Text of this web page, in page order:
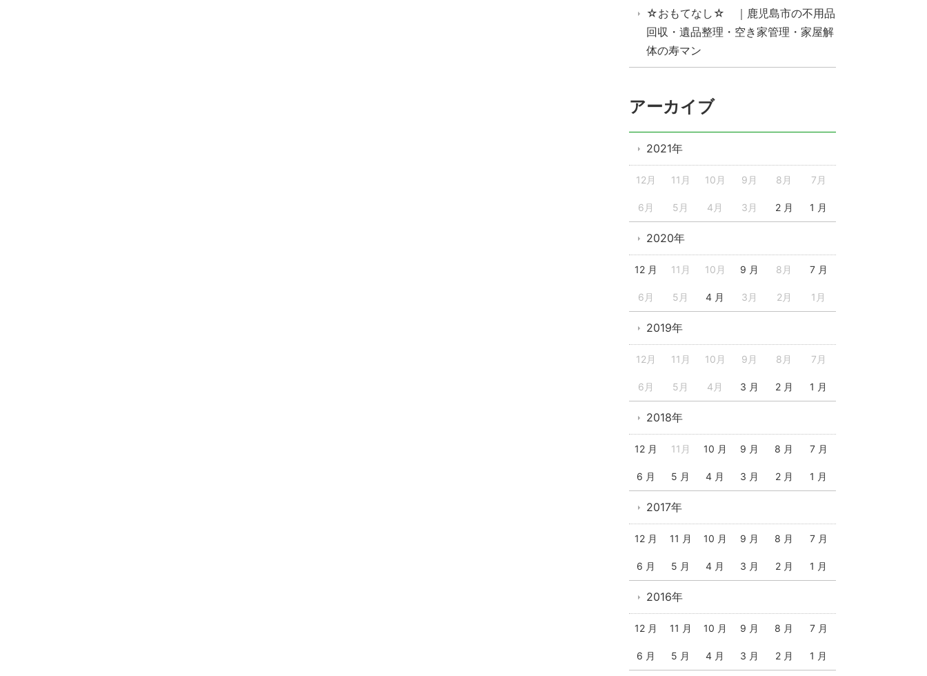
☆おもてなし☆ ｜鹿児島市の不用品
回収・遺品整理・空き家管理・家屋解
体の寿マン
アーカイブ
2021年
12月 11月 10月 9月 8月 7月
6月 5月 4月 3月 2 月 1 月
2020年
12 月 11月 10月 9 月 8月 7 月
6月 5月 4 月 3月 2月 1月
2019年
12月 11月 10月 9月 8月 7月
6月 5月 4月 3 月 2 月 1 月
2018年
12 月 11月 10 月 9 月 8 月 7 月
6 月 5 月 4 月 3 月 2 月 1 月
2017年
12 月 11 月 10 月 9 月 8 月 7 月
6 月 5 月 4 月 3 月 2 月 1 月
2016年
12 月 11 月 10 月 9 月 8 月 7 月
6 月 5 月 4 月 3 月 2 月 1 月